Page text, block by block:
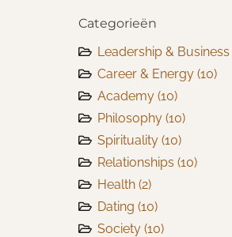
Categorieën
Leadership & Business
Career & Energy (10)
Academy (10)
Philosophy (10)
Spirituality (10)
Relationships (10)
Health (2)
Dating (10)
Society (10)